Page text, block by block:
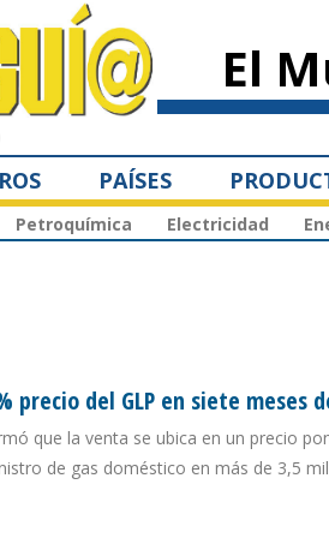
El
PAÍSES
Petroquímica Electricidad
precio del GLP en siete meses
que la venta se ubica en un precio
de gas doméstico en más de 3,5